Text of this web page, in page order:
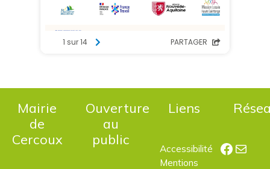
Mairie
de
Cercoux
Ouverture
au
public
Liens
Accessibilité
Mentions
E-mail